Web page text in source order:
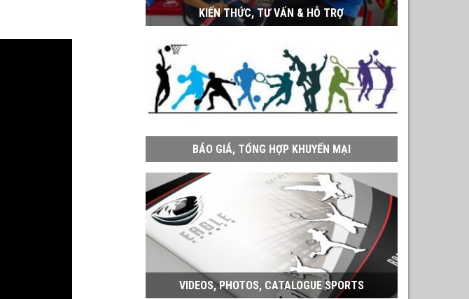
KIẾN THỨC, TƯ VẤN & HỖ TRỢ
BÁO GIÁ, TỔNG HỢP KHUYẾN MẠI
VIDEOS, PHOTOS, CATALOGUE SPORTS